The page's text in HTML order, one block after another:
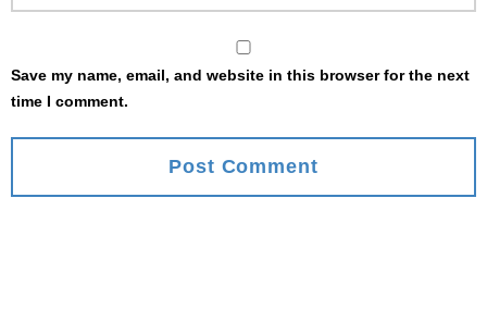
Save my name, email, and website in this browser for the next
time I comment.